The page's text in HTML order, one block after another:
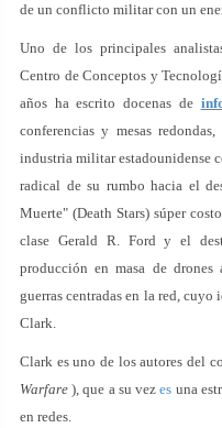
de un conflicto militar con un
Uno de los principales
Centro de Conceptos y
años ha escrito docenas de
conferencias y mesas
industria militar estadounidense
radical de su rumbo hacia el
Muerte" (Death Stars) súper
clase Gerald R. Ford y el
producción en masa de
guerras centradas en la red,
Clark.
Clark es uno de los autores del
Warfare ), que a su vezes una
en redes.